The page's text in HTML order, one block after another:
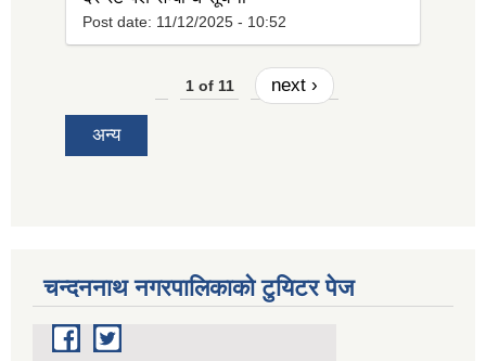
Post date: 11/12/2025 - 10:52
1 of 11 next ›
अन्य
चन्दननाथ नगरपालिकाको टुयिटर पेज